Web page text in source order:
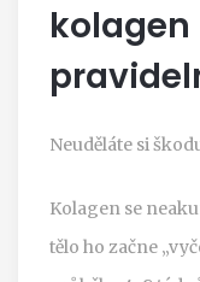
kolagen
Neuděláte si
Kolagen se
tělo ho začne